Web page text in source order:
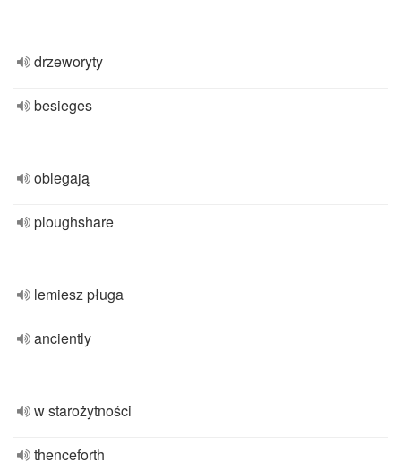
drzeworyty
besieges
oblegają
ploughshare
lemiesz pługa
anciently
w starożytności
thenceforth